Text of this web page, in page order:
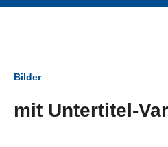
Bilder
mit Untertitel-